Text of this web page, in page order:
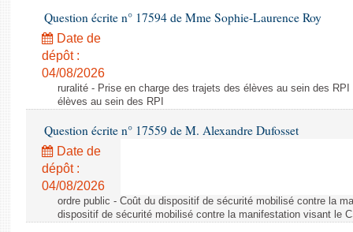
Question écrite n° 17594 de Mme Sophie-Laurence Roy
Date de
dépôt :
04/08/2026
ruralité - Prise en charge des trajets des élèves au sein des
élèves au sein des RPI
Question écrite n° 17559 de M. Alexandre Dufosset
Date de
dépôt :
04/08/2026
ordre public - Coût du dispositif de sécurité mobilisé contre la
dispositif de sécurité mobilisé contre la manifestation visant le